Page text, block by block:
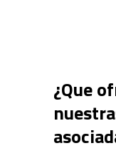
¿Que